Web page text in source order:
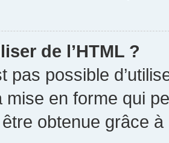
de l’HTML ?
pas possible
mise en forme qui
obtenue grâce à